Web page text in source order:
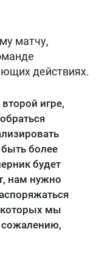
матчу,
действиях.
игре,
более
будет
нам нужно
мы
сожалению,